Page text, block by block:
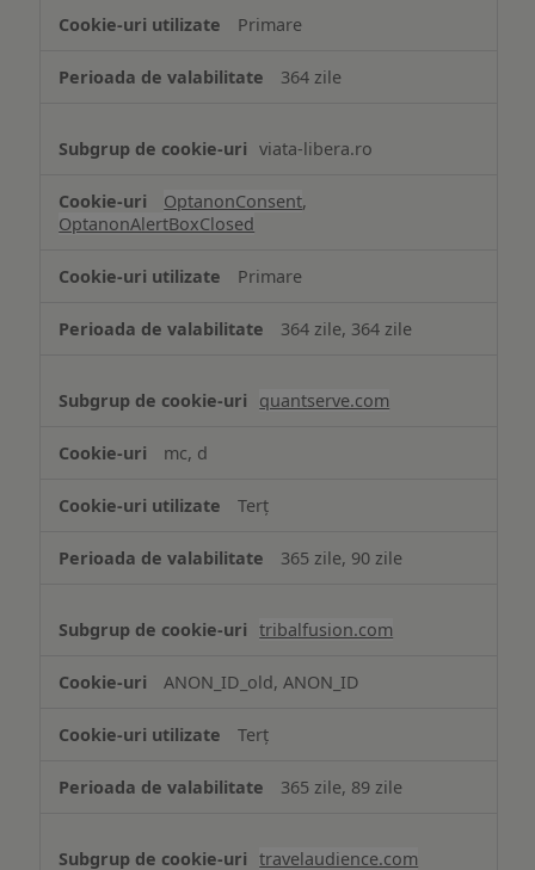
necesare
Primare
364 zile
viata-libera.ro
OptanonConsent,
OptanonAlertBoxClosed
Primare
364 zile, 364 zile
quantserve.com
mc, d
Terț
365 zile, 90 zile
tribalfusion.com
ANON_ID_old, ANON_ID
Terț
365 zile, 89 zile
travelaudience.com